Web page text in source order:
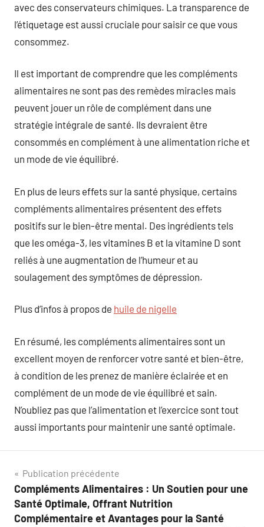
avec des conservateurs chimiques. La transparence de
l’étiquetage est aussi cruciale pour saisir ce que vous
consommez.
Il est important de comprendre que les compléments
alimentaires ne sont pas des remèdes miracles mais
peuvent jouer un rôle de complément dans une
stratégie intégrale de santé. Ils devraient être
consommés en complément à une alimentation riche et
un mode de vie équilibré.
En plus de leurs effets sur la santé physique, certains
compléments alimentaires présentent des effets
positifs sur le bien-être mental. Des ingrédients tels
que les oméga-3, les vitamines B et la vitamine D sont
reliés à une augmentation de l’humeur et au
soulagement des symptômes de dépression.
Plus d’infos à propos de huile de nigelle
En résumé, les compléments alimentaires sont un
excellent moyen de renforcer votre santé et bien-être,
à condition de les prenez de manière éclairée et en
complément de un mode de vie équilibré et sain.
N’oubliez pas que l’alimentation et l’exercice sont tout
aussi importants pour maintenir une santé optimale.
Navigation
de
l’article
Publication précédente
Compléments Alimentaires : Un Soutien pour une
Santé Optimale, Offrant Nutrition
Complémentaire et Avantages pour la Santé